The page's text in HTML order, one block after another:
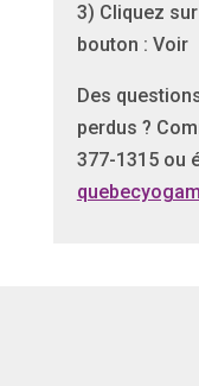
3) Cliquez
bouton : Voir
Des
perdus ?
377-1315 ou